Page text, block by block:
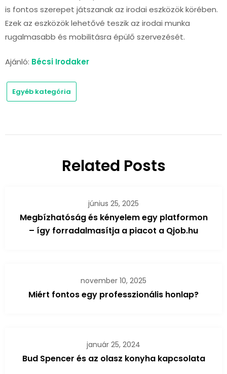
is fontos szerepet játszanak az irodai eszközök körében.
Ezek az eszközök lehetővé teszik az irodai munka
rugalmasabb és mobilitásra épülő szervezését.
Ajánló: Bécsi Irodaker
Egyéb kategória
Related Posts
június 25, 2025
Megbízhatóság és kényelem egy platformon
– így forradalmasítja a piacot a Qjob.hu
november 10, 2025
Miért fontos egy professzionális honlap?
január 25, 2024
Bud Spencer és az olasz konyha kapcsolata